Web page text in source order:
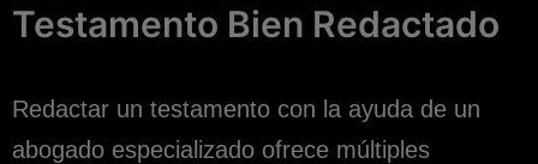
Testamento Bien Redactado
Redactar un testamento con la ayuda de un
abogado especializado ofrece múltiples